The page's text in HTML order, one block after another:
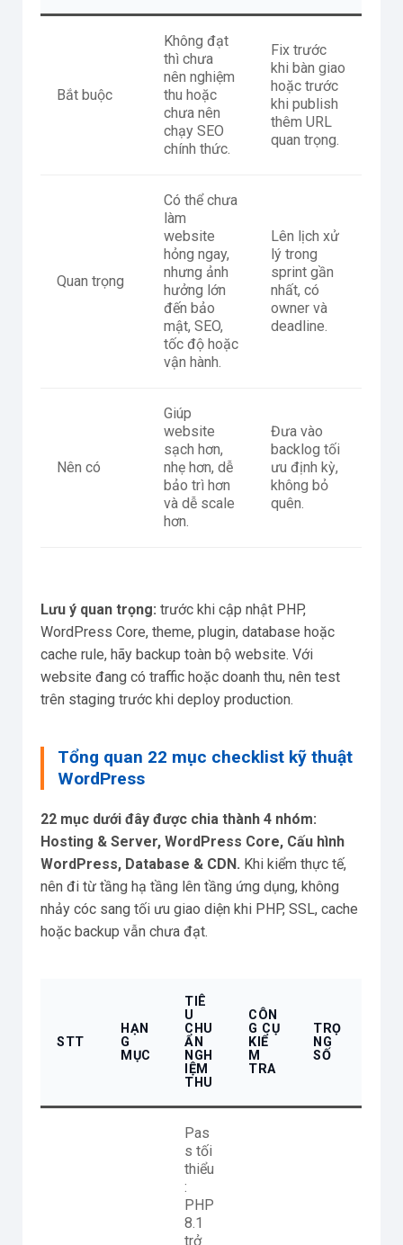
Bắt buộc
Không đạt
thì chưa
nên nghiệm
thu hoặc
chưa nên
chạy SEO
chính thức.
Fix trước
khi bàn giao
hoặc trước
khi publish
thêm URL
quan trọng.
Quan trọng
Có thể chưa
làm
website
hỏng ngay,
nhưng ảnh
hưởng lớn
đến bảo
mật, SEO,
tốc độ hoặc
vận hành.
Lên lịch xử
lý trong
sprint gần
nhất, có
owner và
deadline.
Nên có
Giúp
website
sạch hơn,
nhẹ hơn, dễ
bảo trì hơn
và dễ scale
hơn.
Đưa vào
backlog tối
ưu định kỳ,
không bỏ
quên.
Lưu ý quan trọng: trước khi cập nhật PHP,
WordPress Core, theme, plugin, database hoặc
cache rule, hãy backup toàn bộ website. Với
website đang có traffic hoặc doanh thu, nên test
trên staging trước khi deploy production.
Tổng quan 22 mục checklist kỹ thuật
WordPress
22 mục dưới đây được chia thành 4 nhóm:
Hosting & Server, WordPress Core, Cấu hình
WordPress, Database & CDN. Khi kiểm thực tế,
nên đi từ tầng hạ tầng lên tầng ứng dụng, không
nhảy cóc sang tối ưu giao diện khi PHP, SSL, cache
hoặc backup vẫn chưa đạt.
STT
HẠN
G
MỤC
TIÊ
U
CHU
ẨN
NGH
IỆM
THU
CÔN
G CỤ
KIỂ
M
TRA
TRỌ
NG
SỐ
Pas
s tối
thiểu
:
PHP
8.1
trở